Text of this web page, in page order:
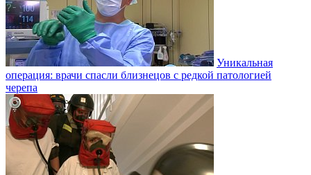
Уникальная
операция: врачи спасли близнецов с редкой патологией
черепа